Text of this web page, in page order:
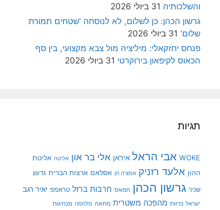
והשלכותיה 31 ביולי 2026
גרשון הכהן: כן לשלום, לא לנוסחה 'שטחים תמורת
שלום' 31 ביולי 2026
פנחס יחזקאלי: מיליציה מול צבא מקצועי, בין סף
הכאוס לקיפאון בירוקרטי 31 ביולי 2026
תגיות
WOKE אבי הראל איראן אלי בר און אליטה אליטת
ההון אלעד רזניק אמציה חן אסלאם ארצות הברית גדעון
שניר גרשון הכהן חמאס חרבות ברזל טראמפ יאיר רגב
ישראל כרזות מהפכה משטרית מחאה מלחמה מנהיגות